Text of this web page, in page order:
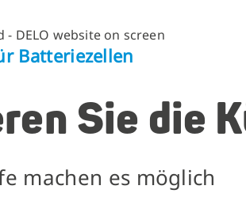
Batteriezellen
Sie die
machen es möglich